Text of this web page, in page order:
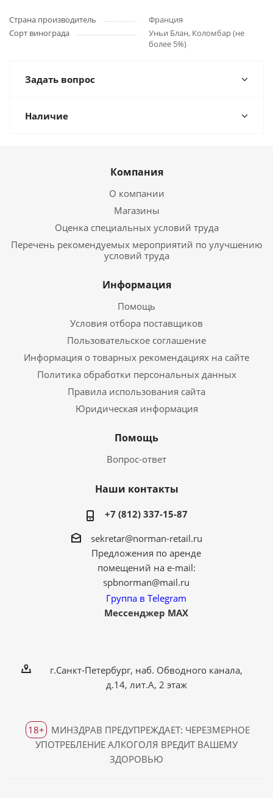
Страна производитель
Франция
Сорт винограда
Уньи Блан, Коломбар (не
более 5%)
Задать вопрос
Наличие
Компания
О компании
Магазины
Оценка специальных условий труда
Перечень рекомендуемых мероприятий по улучшению
условий труда
Информация
Помощь
Условия отбора поставщиков
Пользовательское соглашение
Информация о товарных рекомендациях на сайте
Политика обработки персональных данных
Правила использования сайта
Юридическая информация
Помощь
Вопрос-ответ
Наши контакты
+7 (812) 337-15-87
sekretar@norman-retail.ru
Предложения по аренде
помещений на e-mail:
spbnorman@mail.ru
Группа в Telegram
Мессенджер MAX
г.Санкт-Петербург, наб. Обводного канала,
д.14, лит.А, 2 этаж
18+
МИНЗДРАВ ПРЕДУПРЕЖДАЕТ: ЧЕРЕЗМЕРНОЕ
УПОТРЕБЛЕНИЕ АЛКОГОЛЯ ВРЕДИТ ВАШЕМУ
ЗДОРОВЬЮ